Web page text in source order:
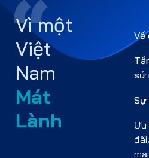
Vì một
Việt
Nam
Mát
Lành
Về
sứ
Sự
Ưu
mại